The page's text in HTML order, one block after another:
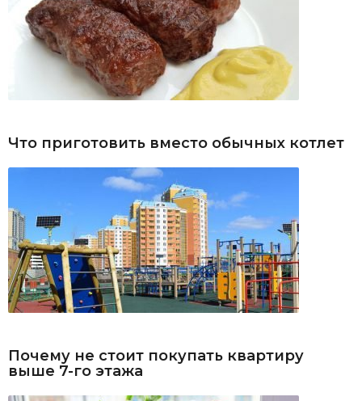
Что приготовить вместо обычных котлет
Почему не стоит покупать квартиру
выше 7-го этажа